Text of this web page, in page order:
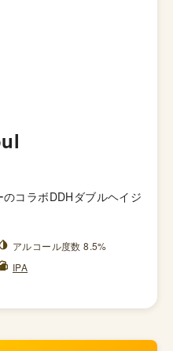
コラボDDHダブルヘイジ
アルコール度数 8.5%
IPA